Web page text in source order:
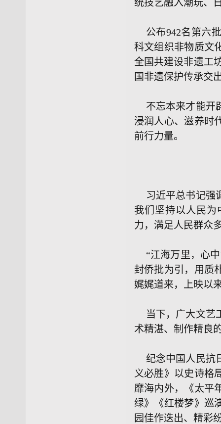
统技艺融入潮玩、
公布942名第六
科文组织非物质文
全国共建设非遗工
国非遗保护传承交
不忘本来才能开
浸润人心、滋养时
前行力量。
习近平总书记强
我们坚持以人民
力，满足人民群众
“江海万里，心
封侨批为引，用质
娓娓道来，上映以
当下，广大文艺
术精湛、制作精良
纪念中国人民抗
义必胜》以史诗格
靡海内外，《太平
绿》《红楼梦》巡
园佳作迭出、精彩